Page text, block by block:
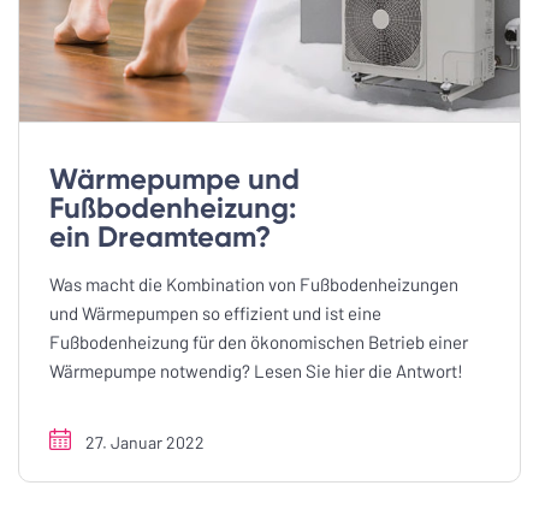
Wärmepumpe und
Fußbodenheizung:
ein Dreamteam?
Was macht die Kombination von Fußbodenheizungen
und Wärmepumpen so effizient und ist eine
Fußbodenheizung für den ökonomischen Betrieb einer
Wärmepumpe notwendig? Lesen Sie hier die Antwort!
27. Januar 2022